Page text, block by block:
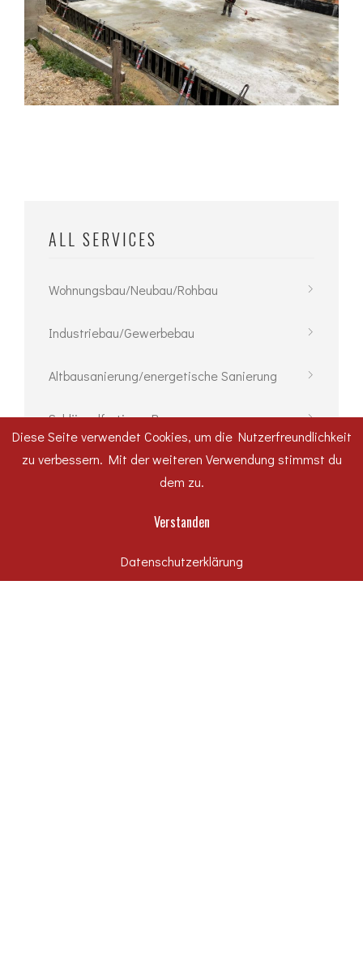
ALL SERVICES
Wohnungsbau/Neubau/Rohbau
Industriebau/Gewerbebau
Altbausanierung/energetische Sanierung
Schlüsselfertiges Bauen
Tiefbau
Diese Seite verwendet Cookies, um die Nutzerfreundlichkeit
zu verbessern. Mit der weiteren Verwendung stimmst du
dem zu.
Verstanden
Datenschutzerklärung